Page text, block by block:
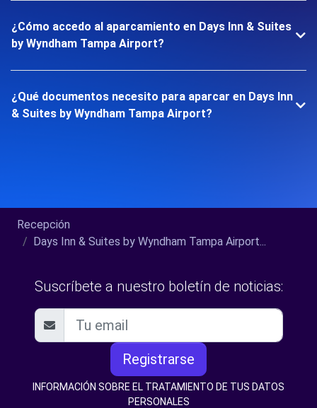
¿Cómo accedo al aparcamiento en Days Inn & Suites
by Wyndham Tampa Airport?
¿Qué documentos necesito para aparcar en Days Inn
& Suites by Wyndham Tampa Airport?
Recepción
Days Inn & Suites by Wyndham Tampa Airport...
Suscríbete a nuestro boletín de noticias:
Registrarse
INFORMACIÓN SOBRE EL TRATAMIENTO DE TUS DATOS
PERSONALES